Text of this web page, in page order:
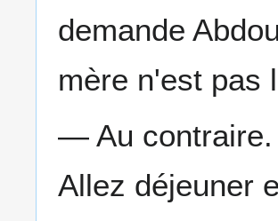
demande
mère n'est pas
— Au contraire.
Allez déjeuner